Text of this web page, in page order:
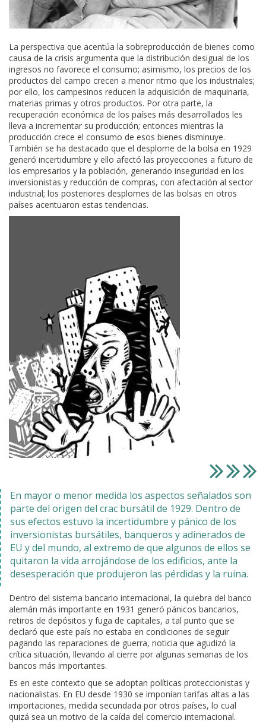
La perspectiva que acentúa la sobreproducción de bienes como
causa de la crisis argumenta que la distribución desigual de los
ingresos no favorece el consumo; asimismo, los precios de los
productos del campo crecen a menor ritmo que los industriales;
por ello, los campesinos reducen la adquisición de maquinaria,
materias primas y otros productos. Por otra parte, la
recuperación económica de los países más desarrollados les
lleva a incrementar su producción; entonces mientras la
producción crece el consumo de esos bienes disminuye.
También se ha destacado que el desplome de la bolsa en 1929
generó incertidumbre y ello afectó las proyecciones a futuro de
los empresarios y la población, generando inseguridad en los
inversionistas y reducción de compras, con afectación al sector
industrial; los posteriores desplomes de las bolsas en otros
países acentuaron estas tendencias.
En mayor o menor medida los aspectos señalados son
parte del origen del crac bursátil de 1929. Dentro de
sus efectos estuvo la incertidumbre y pánico de los
inversionistas bursátiles, banqueros y adinerados de
EU y del mundo, al extremo de que algunos de ellos se
quitaron la vida arrojándose de los edificios, ante la
desesperación que produjeron las pérdidas y la ruina.
Dentro del sistema bancario internacional, la quiebra del banco
alemán más importante en 1931 generó pánicos bancarios,
retiros de depósitos y fuga de capitales, a tal punto que se
declaró que este país no estaba en condiciones de seguir
pagando las reparaciones de guerra, noticia que agudizó la
crítica situación, llevando al cierre por algunas semanas de los
bancos más importantes.
Es en este contexto que se adoptan políticas proteccionistas y
nacionalistas. En EU desde 1930 se imponían tarifas altas a las
importaciones, medida secundada por otros países, lo cual
quizá sea un motivo de la caída del comercio internacional.